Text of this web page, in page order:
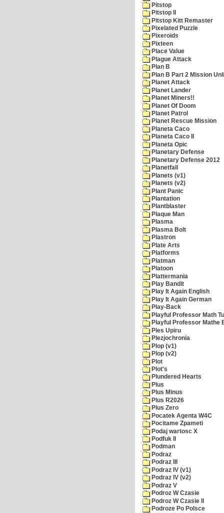
Pitstop
Pitstop II
Pitstop Kitt Remaster
Pixelated Puzzle
Pixeroids
Pixteen
Place Value
Plague Attack
Plan B
Plan B Part 2 Mission
Planet Attack
Planet Lander
Planet Miners!!
Planet Of Doom
Planet Patrol
Planet Rescue Mission
Planeta Caco
Planeta Caco II
Planeta Opic
Planetary Defense
Planetary Defense 2012
Planetfall
Planets (v1)
Planets (v2)
Plant Panic
Plantation
Plantblaster
Plaque Man
Plasma
Plasma Bolt
Plastron
Plate Arts
Platforms
Platman
Platoon
Plattermania
Play Bandit
Play It Again English
Play It Again German
Play-Back
Playful Professor Math
Playful Professor Mathe
Ples Upiru
Plezjochronia
Plop (v1)
Plop (v2)
Plot
Plot's
Plundered Hearts
Plus
Plus Minus
Plus R2026
Plus Zero
Pocatek Agenta W4C
Pocitame Zpameti
Podaj wartosc X
Podfuk II
Podman
Podraz
Podraz III
Podraz IV (v1)
Podraz IV (v2)
Podraz V
Podroz W Czasie
Podroz W Czasie II
Podroze Po Polsce